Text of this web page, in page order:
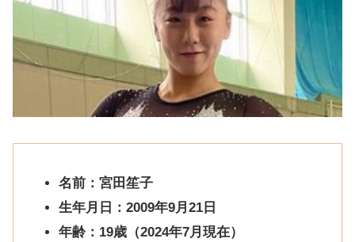
名前：宮田笙子
生年月日：2009年9月21日
年齢：19歳（2024年7月現在）